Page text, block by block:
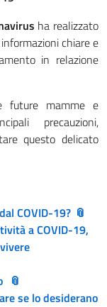
ha realizzato
chiare e
in relazione
future mamme e
precauzioni,
questo delicato
COVID-19?
a COVID-19,
se lo desiderano